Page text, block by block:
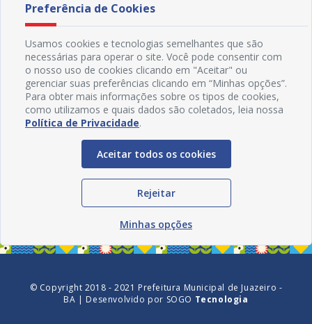
Redes Sociais
© Copyright 2018 - 2021 Prefeitura Municipal de Juazeiro -
BA | Desenvolvido por SOGO Tecnologia
Preferência de Cookies
Usamos cookies e tecnologias semelhantes que são
necessárias para operar o site. Você pode consentir com
o nosso uso de cookies clicando em "Aceitar" ou
gerenciar suas preferências clicando em “Minhas opções”.
Para obter mais informações sobre os tipos de cookies,
como utilizamos e quais dados são coletados, leia nossa
Política de Privacidade.
Aceitar todos os cookies
Rejeitar
Minhas opções